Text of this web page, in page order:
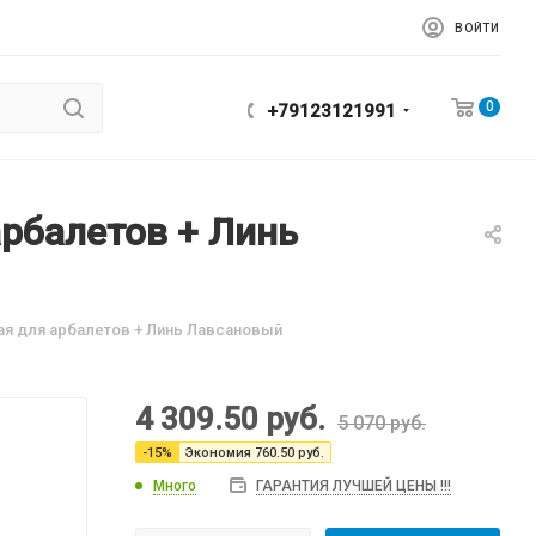
ВОЙТИ
+79123121991 0
+ Линь
для арбалетов + Линь Лавсановый
4 309.50 руб. 5 070руб.
-15% Экономия 760.50 руб.
Много ГАРАНТИЯ ЛУЧШЕЙ ЦЕНЫ !!!